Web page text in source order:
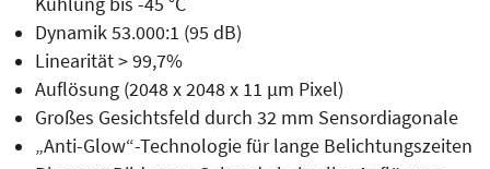
Dynamik 53.000:1 (95 dB)
Linearität > 99,7%
Auflösung (2048 x 2048 x 11 µm Pixel)
Großes Gesichtsfeld durch 32 mm Sensordiagonale
„Anti-Glow“-Technologie für lange Belichtungszeiten